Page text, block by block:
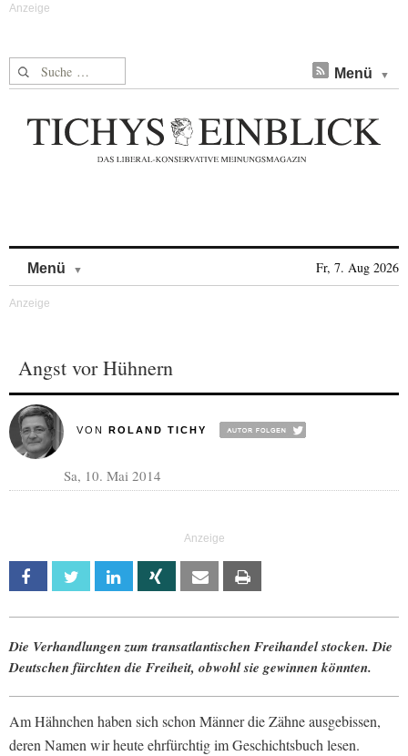
Suche nach: Menü
Menü Fr, 7. Aug 2026
Angst vor Hühnern
VON ROLAND TICHY
Sa, 10. Mai 2014
Facebook Twitter Linkedin Xing Email
Die Verhandlungen zum transatlantischen Freihandel stocken. Die
Deutschen fürchten die Freiheit, obwohl sie gewinnen könnten.
Am Hähnchen haben sich schon Männer die Zähne ausgebissen,
deren Namen wir heute ehrfürchtig im Geschichtsbuch lesen.